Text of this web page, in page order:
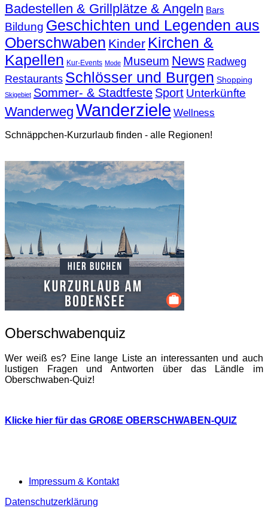
Badestellen & Grillplätze & Angeln Bars
Bildung Geschichten und Legenden aus
Oberschwaben Kinder Kirchen &
Kapellen Kur-Events Mode Museum News Radweg
Restaurants Schlösser und Burgen Shopping
Skigebiet Sommer- & Stadtfeste Sport Unterkünfte
Wanderweg Wanderziele Wellness
Schnäppchen-Kurzurlaub finden - alle Regionen!
Oberschwabenquiz
Wer weiß es? Eine lange Liste an interessanten und auch
lustigen Fragen und Antworten über das Ländle im
Oberschwaben-Quiz!
Klicke hier für das GROßE OBERSCHWABEN-QUIZ
Impressum & Kontakt
Datenschutzerklärung